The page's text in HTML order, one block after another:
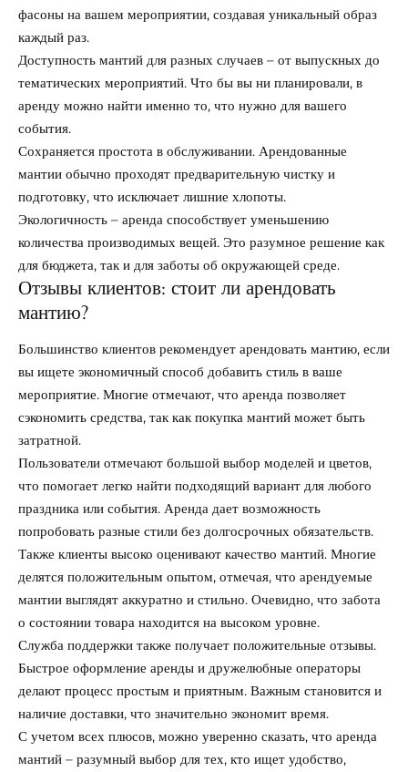
фасоны на вашем мероприятии, создавая уникальный образ
каждый раз.
Доступность мантий для разных случаев – от выпускных до
тематических мероприятий. Что бы вы ни планировали, в
аренду можно найти именно то, что нужно для вашего
события.
Сохраняется простота в обслуживании. Арендованные
мантии обычно проходят предварительную чистку и
подготовку, что исключает лишние хлопоты.
Экологичность – аренда способствует уменьшению
количества производимых вещей. Это разумное решение как
для бюджета, так и для заботы об окружающей среде.
Отзывы клиентов: стоит ли арендовать
мантию?
Большинство клиентов рекомендует арендовать мантию, если
вы ищете экономичный способ добавить стиль в ваше
мероприятие. Многие отмечают, что аренда позволяет
сэкономить средства, так как покупка мантий может быть
затратной.
Пользователи отмечают большой выбор моделей и цветов,
что помогает легко найти подходящий вариант для любого
праздника или события. Аренда дает возможность
попробовать разные стили без долгосрочных обязательств.
Также клиенты высоко оценивают качество мантий. Многие
делятся положительным опытом, отмечая, что арендуемые
мантии выглядят аккуратно и стильно. Очевидно, что забота
о состоянии товара находится на высоком уровне.
Служба поддержки также получает положительные отзывы.
Быстрое оформление аренды и дружелюбные операторы
делают процесс простым и приятным. Важным становится и
наличие доставки, что значительно экономит время.
С учетом всех плюсов, можно уверенно сказать, что аренда
мантий – разумный выбор для тех, кто ищет удобство,